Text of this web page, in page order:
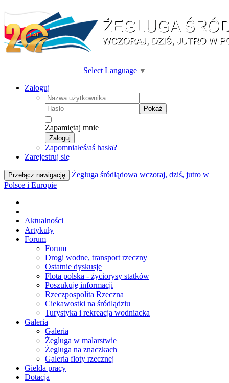
Select Language ▼
Zaloguj
Pokaż
Zapamiętaj mnie
Zaloguj
Zapomniałeś/aś hasła?
Zarejestruj się
Przełącz nawigację
Żegluga śródlądowa wczoraj, dziś, jutro w
Polsce i Europie
Aktualności
Artykuły
Forum
Forum
Drogi wodne, transport rzeczny
Ostatnie dyskusje
Flota polska - życiorysy statków
Poszukuję informacji
Rzeczpospolita Rzeczna
Ciekawostki na śródlądziu
Turystyka i rekreacja wodniacka
Galeria
Galeria
Żegluga w malarstwie
Żegluga na znaczkach
Galeria floty rzecznej
Giełda pracy
Dotacja